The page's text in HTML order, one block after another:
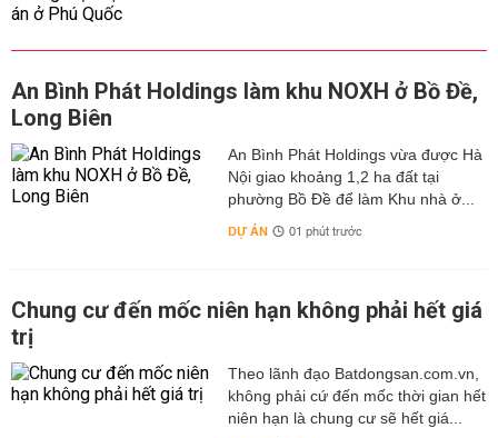
An Bình Phát Holdings làm khu NOXH ở Bồ Đề,
Long Biên
An Bình Phát Holdings vừa được Hà
Nội giao khoảng 1,2 ha đất tại
phường Bồ Đề để làm Khu nhà ở...
DỰ ÁN 01 phút trước
Chung cư đến mốc niên hạn không phải hết giá
trị
Theo lãnh đạo Batdongsan.com.vn,
không phải cứ đến mốc thời gian hết
niên hạn là chung cư sẽ hết giá...